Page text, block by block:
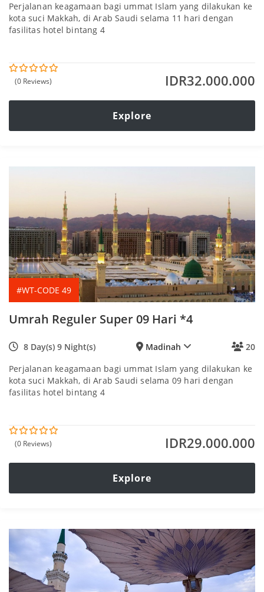
Perjalanan keagamaan bagi ummat Islam yang dilakukan ke
kota suci Makkah, di Arab Saudi selama 11 hari dengan
fasilitas hotel bintang 4
IDR32.000.000
0
u
(0 Reviews)
Explore
#WT-CODE 49
Umrah Reguler Super 09 Hari *4
8 Day(s) 9 Night(s) Madinah
20
Perjalanan keagamaan bagi ummat Islam yang dilakukan ke
kota suci Makkah, di Arab Saudi selama 09 hari dengan
fasilitas hotel bintang 4
IDR29.000.000
0
u
(0 Reviews)
Explore